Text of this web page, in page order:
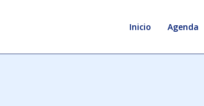
Inicio Agenda